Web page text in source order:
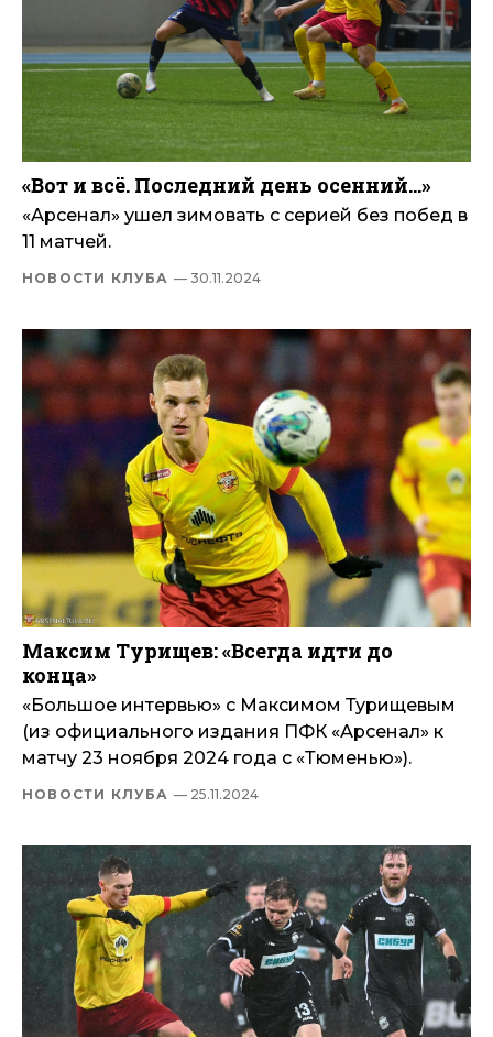
«Вот и всё. Последний день осенний…»
«Арсенал» ушел зимовать с серией без побед в
11 матчей.
НОВОСТИ КЛУБА — 30.11.2024
Максим Турищев: «Всегда идти до
конца»
«Большое интервью» с Максимом Турищевым
(из официального издания ПФК «Арсенал» к
матчу 23 ноября 2024 года с «Тюменью»).
НОВОСТИ КЛУБА — 25.11.2024